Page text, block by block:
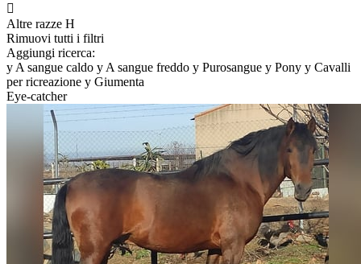

Altre razze H
Rimuovi tutti i filtri
Aggiungi ricerca:
y A sangue caldo y A sangue freddo y Purosangue y Pony y Cavalli
per ricreazione y Giumenta
Eye-catcher